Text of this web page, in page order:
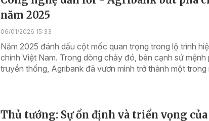
năm 2025
06/01/2026 15:33
Năm 2025 đánh dấu cột mốc quan trọng trong lộ trình
chính Việt Nam. Trong dòng chảy đó, bên cạnh sứ mệnh
truyền thống, Agribank đã vươn mình trở thành một trong
Thủ tướng: Sự ổn định và triển vọng